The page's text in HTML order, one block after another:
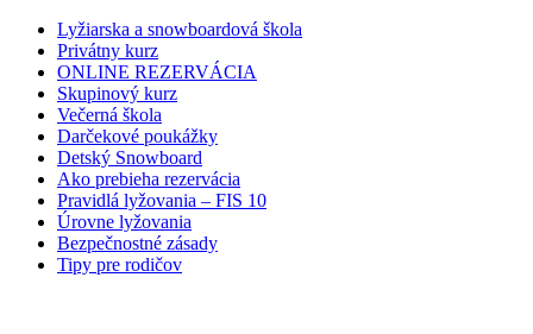
Lyžiarska a snowboardová škola
Privátny kurz
ONLINE REZERVÁCIA
Skupinový kurz
Večerná škola
Darčekové poukážky
Detský Snowboard
Ako prebieha rezervácia
Pravidlá lyžovania – FIS 10
Úrovne lyžovania
Bezpečnostné zásady
Tipy pre rodičov